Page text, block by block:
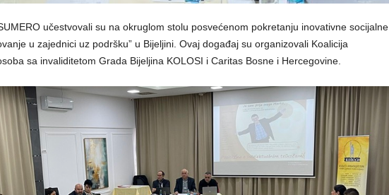
učestvovali su na okruglom stolu posvećenom pokretanju inovativne socijalne
u zajednici uz podršku” u Bijeljini. Ovaj događaj su organizovali Koalicija
sa invaliditetom Grada Bijeljina KOLOSI i Caritas Bosne i Hercegovine.